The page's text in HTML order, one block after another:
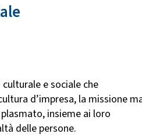
e sociale che
d’impresa, la missione
insieme ai loro
delle persone.